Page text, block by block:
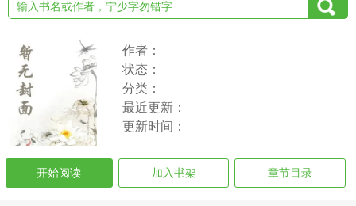
作者：
状态：
分类：
最近更新：
更新时间：
开始阅读 加入书架 章节目录